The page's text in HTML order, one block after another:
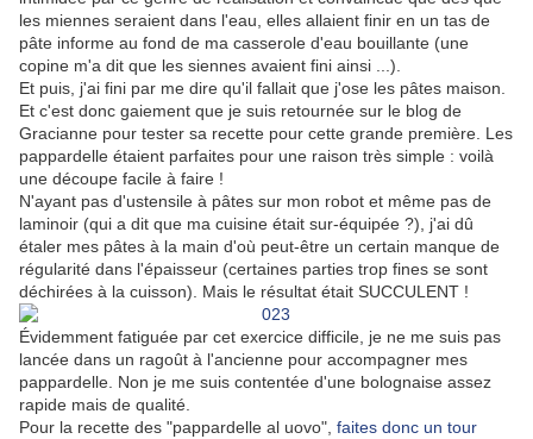
les miennes seraient dans l'eau, elles allaient finir en un tas de
pâte informe au fond de ma casserole d'eau bouillante (une
copine m'a dit que les siennes avaient fini ainsi ...).
Et puis, j'ai fini par me dire qu'il fallait que j'ose les pâtes maison.
Et c'est donc gaiement que je suis retournée sur le blog de
Gracianne pour tester sa recette pour cette grande première. Les
pappardelle étaient parfaites pour une raison très simple : voilà
une découpe facile à faire !
N'ayant pas d'ustensile à pâtes sur mon robot et même pas de
laminoir (qui a dit que ma cuisine était sur-équipée ?), j'ai dû
étaler mes pâtes à la main d'où peut-être un certain manque de
régularité dans l'épaisseur (certaines parties trop fines se sont
déchirées à la cuisson). Mais le résultat était SUCCULENT !
Évidemment fatiguée par cet exercice difficile, je ne me suis pas
lancée dans un ragoût à l'ancienne pour accompagner mes
pappardelle. Non je me suis contentée d'une bolognaise assez
rapide mais de qualité.
Pour la recette des "pappardelle al uovo", faites donc un tour